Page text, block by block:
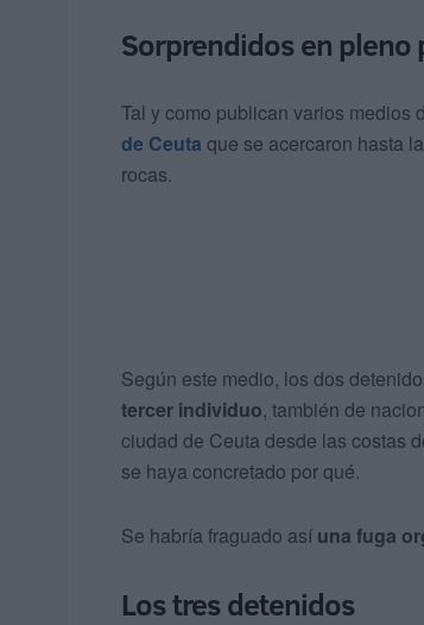
Sorprendidos en pleno
Tal y como publican varios medios
de Ceuta que se acercaron hasta
rocas.
Según este medio, los dos
tercer individuo, también de
ciudad de Ceuta desde las costas
se haya concretado por qué.
Se habría fraguado así una fuga
Los tres detenidos